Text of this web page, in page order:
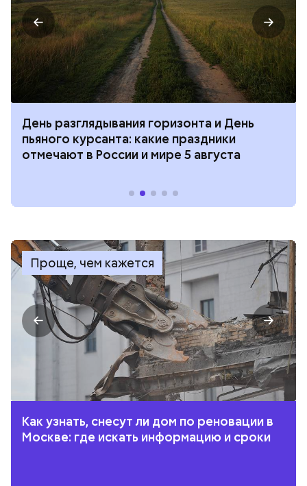
День разглядывания горизонта и День
пьяного курсанта: какие праздники
отмечают в России и мире 5 августа
Проще, чем кажется
Как узнать, снесут ли дом по реновации в
Москве: где искать информацию и сроки